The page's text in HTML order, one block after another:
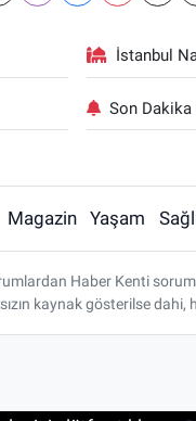
İstanbul
Son Dakika
Magazin Yaşam
Haber Kenti
kaynak gösterilse